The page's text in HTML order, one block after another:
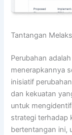
Tantangan
Perubahan
menerapkannya
inisiatif
dan kekuatan
untuk
strategi terhadap
bertentangan ini,